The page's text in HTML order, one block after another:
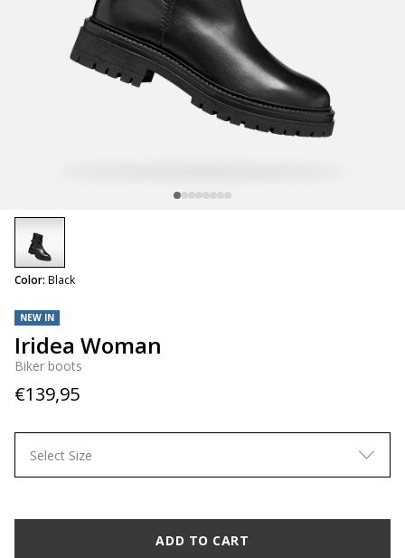
NEW IN
Iridea Woman
Biker boots
€139,95
Color: Black
selected
Select Size
ADD TO CART